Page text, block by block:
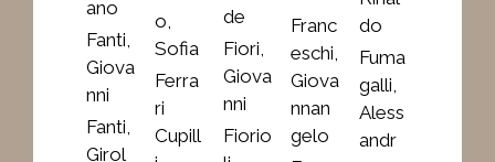
ano
Fanti,
Giova
nni
Fanti,
Girol
o,
Sofia
Ferra
ri
Cupill
de
Fiori,
Giova
nni
Fiorio
Franc
eschi,
Giova
nnan
gelo
do
Fuma
galli,
Aless
andr